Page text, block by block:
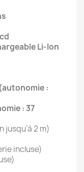
Li-Ion
:
: 37
jusqu’à 2 m)
incluse)